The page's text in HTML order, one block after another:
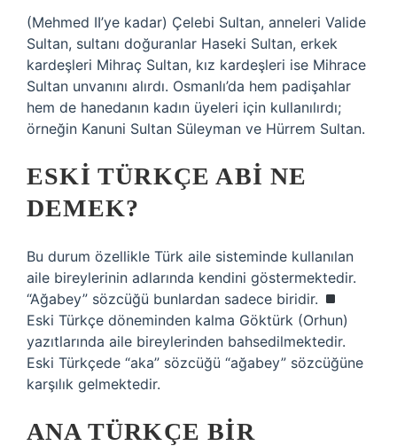
(Mehmed II’ye kadar) Çelebi Sultan, anneleri Valide
Sultan, sultanı doğuranlar Haseki Sultan, erkek
kardeşleri Mihraç Sultan, kız kardeşleri ise Mihrace
Sultan unvanını alırdı. Osmanlı’da hem padişahlar
hem de hanedanın kadın üyeleri için kullanılırdı;
örneğin Kanuni Sultan Süleyman ve Hürrem Sultan.
ESKI TÜRKÇE ABI NE
DEMEK?
Bu durum özellikle Türk aile sisteminde kullanılan
aile bireylerinin adlarında kendini göstermektedir.
“Ağabey” sözcüğü bunlardan sadece biridir.
Eski Türkçe döneminden kalma Göktürk (Orhun)
yazıtlarında aile bireylerinden bahsedilmektedir.
Eski Türkçede “aka” sözcüğü “ağabey” sözcüğüne
karşılık gelmektedir.
ANA TÜRKÇE BIR